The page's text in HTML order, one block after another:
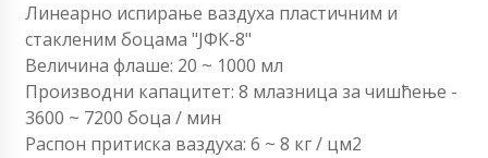
Линеарно испирање ваздуха пластичним и
стакленим боцама "ЈФК-8"
Величина флаше: 20 ~ 1000 мл
Производни капацитет: 8 млазница за чишћење -
3600 ~ 7200 боца / мин
Распон притиска ваздуха: 6 ~ 8 кг / цм2